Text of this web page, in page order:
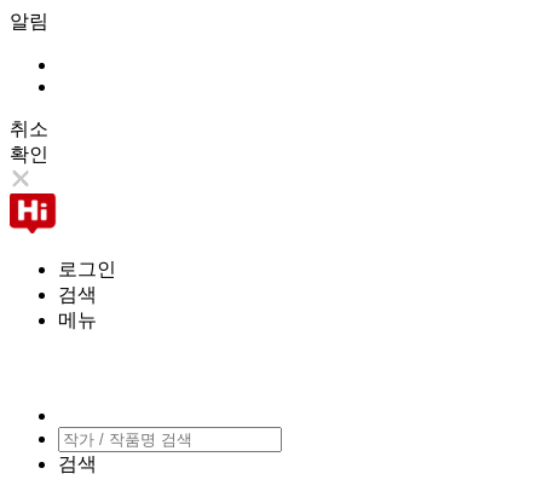
알림
취소
확인
로그인
검색
메뉴
검색